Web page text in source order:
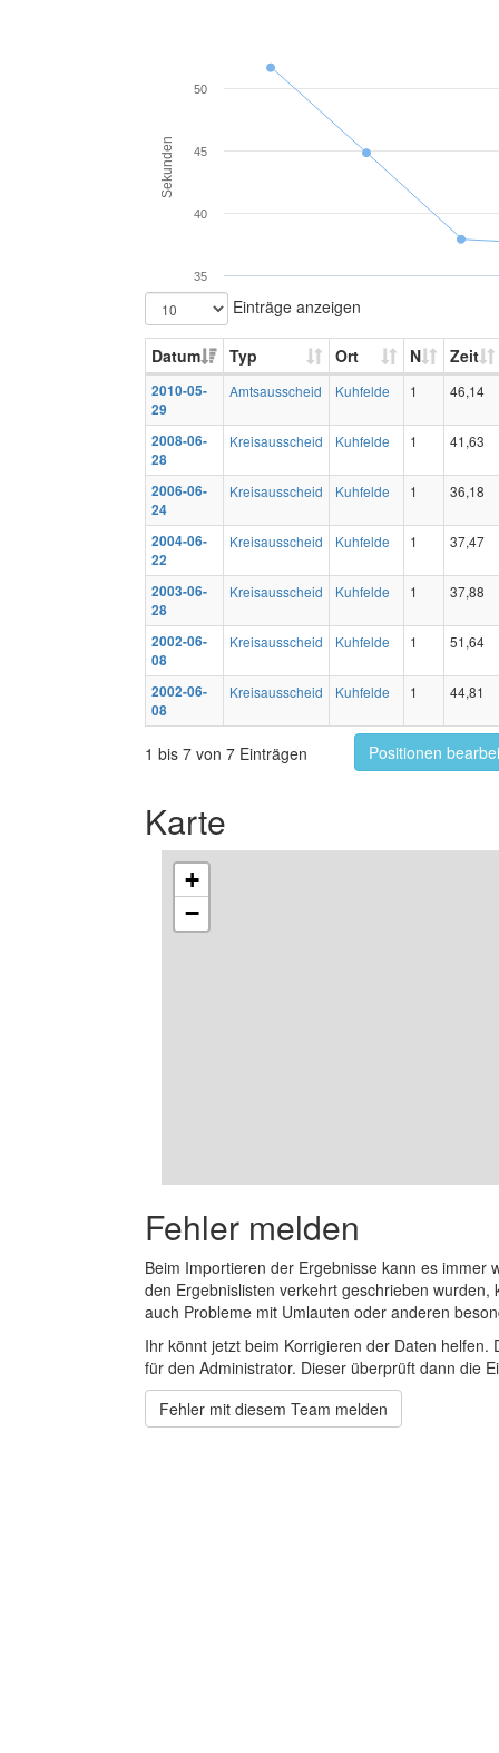
Sekunden
35
40
45
50
Einträge anzeigen
Datum Typ Ort N Zeit
2010-05-
29
Amtsausscheid Kuhfelde 1 46,14
2008-06-
28
Kreisausscheid Kuhfelde 1 41,63
2006-06-
24
Kreisausscheid Kuhfelde 1 36,18
2004-06-
22
Kreisausscheid Kuhfelde 1 37,47
2003-06-
28
Kreisausscheid Kuhfelde 1 37,88
2002-06-
08
Kreisausscheid Kuhfelde 1 51,64
2002-06-
08
Kreisausscheid Kuhfelde 1 44,81
1 bis 7 von 7 Einträgen Positionen
Karte
+
−
Fehler melden
Beim Importieren der Ergebnisse kann es
den Ergebnislisten verkehrt geschrieben
auch Probleme mit Umlauten oder anderen
Ihr könnt jetzt beim Korrigieren der Daten
für den Administrator. Dieser überprüft dann die
Fehler mit diesem Team melden